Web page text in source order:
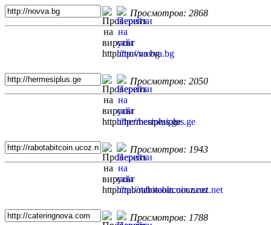
Просмотров: 2868
Просмотров: 2050
Просмотров: 1943
Просмотров: 1788